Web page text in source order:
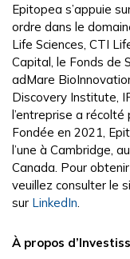
Epitopea s’appuie
ordre dans le
Life Sciences, CTI
Capital, le Fonds de
adMare
Discovery Institute,
l’entreprise a récolté
Fondée en 2021,
l’une à Cambridge,
Canada. Pour
veuillez consulter le
sur LinkedIn.
À propos